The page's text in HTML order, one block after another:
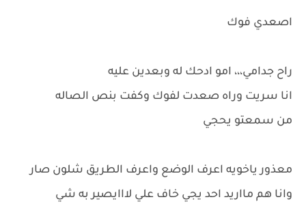
اصعدي فوك
راح جدامي،،، امو ادحك له وبعدين عليه
انا سريت وراه صعدت لفوك وكفت بنص الصاله
من سمعتو يحجي
معذور ياخويه اعرف الوضع واعرف الطريق شلون صار
وانا هم مااريد احد يجي خاف علي لااايصير به شي